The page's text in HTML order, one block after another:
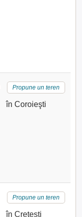
Propune un teren
în Coroieşti
Propune un teren
în Creţeşti